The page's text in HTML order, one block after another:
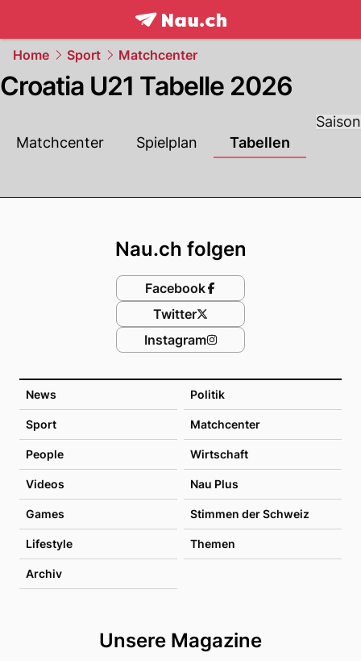
frontpage.NAU.ch
Home Sport Matchcenter
Croatia U21 Tabelle 2026
Saison
Matchcenter
Spielplan Tabellen
News Politik
Sport Matchcenter
People Wirtschaft
Videos Nau Plus
Games Stimmen der Schweiz
Lifestyle Themen
Archiv
Unsere Magazine
Nau.ch folgen
Facebook
Twitter
Instagram